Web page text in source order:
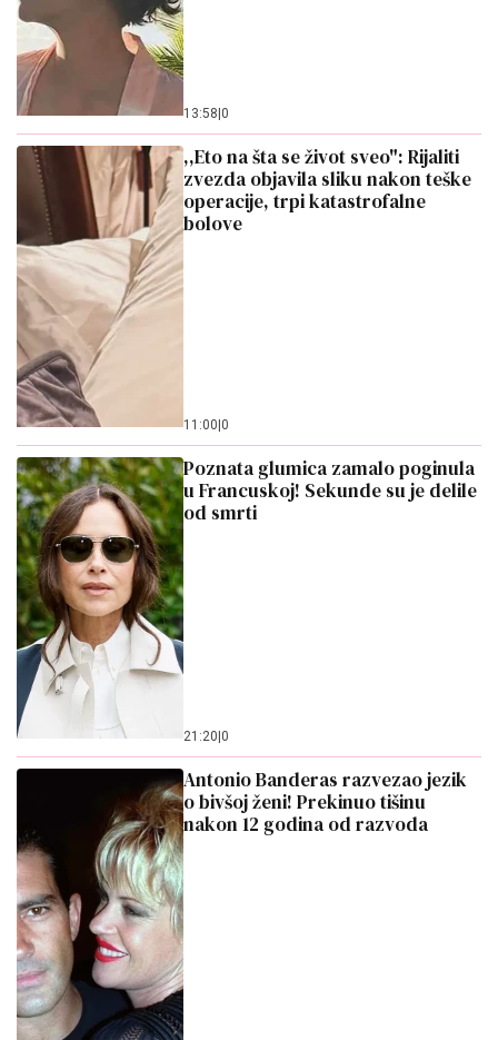
13:58|0
,,Eto na šta se život sveo": Rijaliti
zvezda objavila sliku nakon teške
operacije, trpi katastrofalne
bolove
11:00|0
Poznata glumica zamalo poginula
u Francuskoj! Sekunde su je delile
od smrti
21:20|0
Antonio Banderas razvezao jezik
o bivšoj ženi! Prekinuo tišinu
nakon 12 godina od razvoda